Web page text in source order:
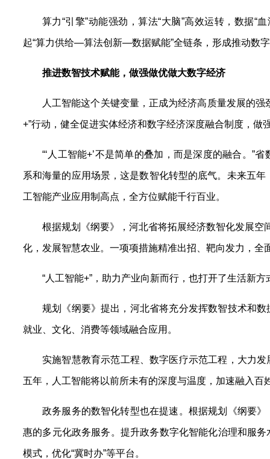
算力“引擎”动能强劲，算法“大脑”高效运转，数据“
起“算力供给—算法创新—数据赋能”全链条，形成推动数
推进数智技术赋能，做强做优做大数字经济
人工智能这个关键变量，正成为经济高质量发展的
+”行动，健全促进实体经济和数字经济深度融合制度，做
“‘人工智能+’不是简单的叠加，而是深度的融合。”
系和海量的应用场景，这是数智化转型的底气。未来五
工智能产业应用制高点，全方位赋能千行百业。
根据规划《纲要》，河北省将拓展经济数智化发展空
化，发展智慧农业。一项项措施精准出招、靶向发力，全
“人工智能+”，助力产业向新而行，也打开了生活新方
规划《纲要》提出，河北省将充分发挥数智技术和
就业、文化、消费等领域融合应用。
实施智慧教育示范工程、数字医疗示范工程，大力
五年，人工智能将以前所未有的深度与温度，加速融入
政务服务的数智化转型也在提速。根据规划《纲要
惠的多元化政务服务。提升政务数字化智能化治理和服
模式，优化“冀时办”等平台。